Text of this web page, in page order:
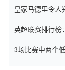
皇家马德里令人
英超联赛排行榜
3场比赛中两个